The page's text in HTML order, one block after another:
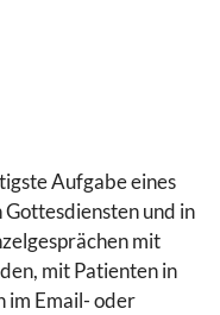
Aufgabe eines
und in
mit
mit Patienten in
im Email- oder